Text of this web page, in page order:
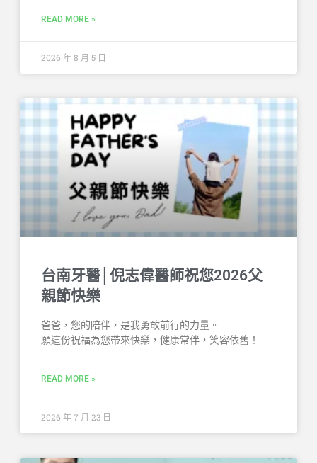
READ MORE »
2026 年 8 月 5 日
台南牙醫│倪志偉醫師祝您2026父
親節快樂
爸爸，您的陪伴，是我勇敢前行的力量。
願這份祝福為您帶來快樂，健康常伴，笑容依舊！
READ MORE »
2026 年 7 月 23 日